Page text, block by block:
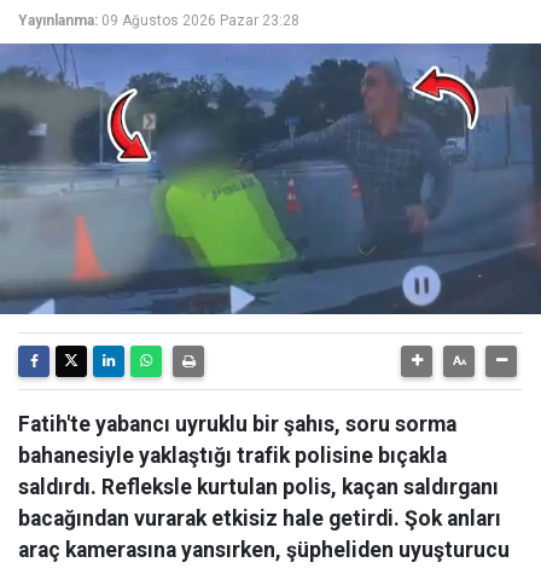
Yayınlanma: 09 Ağustos 2026 Pazar 23:28
Fatih'te yabancı uyruklu bir şahıs, soru sorma
bahanesiyle yaklaştığı trafik polisine bıçakla
saldırdı. Refleksle kurtulan polis, kaçan saldırganı
bacağından vurarak etkisiz hale getirdi. Şok anları
araç kamerasına yansırken, şüpheliden uyuşturucu